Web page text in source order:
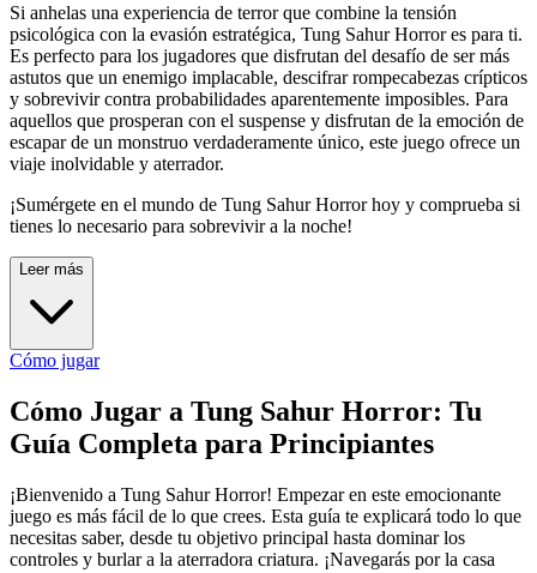
Si anhelas una experiencia de terror que combine la tensión
psicológica con la evasión estratégica, Tung Sahur Horror es para ti.
Es perfecto para los jugadores que disfrutan del desafío de ser más
astutos que un enemigo implacable, descifrar rompecabezas crípticos
y sobrevivir contra probabilidades aparentemente imposibles. Para
aquellos que prosperan con el suspense y disfrutan de la emoción de
escapar de un monstruo verdaderamente único, este juego ofrece un
viaje inolvidable y aterrador.
¡Sumérgete en el mundo de Tung Sahur Horror hoy y comprueba si
tienes lo necesario para sobrevivir a la noche!
Leer más
Cómo jugar
Cómo Jugar a Tung Sahur Horror: Tu
Guía Completa para Principiantes
¡Bienvenido a Tung Sahur Horror! Empezar en este emocionante
juego es más fácil de lo que crees. Esta guía te explicará todo lo que
necesitas saber, desde tu objetivo principal hasta dominar los
controles y burlar a la aterradora criatura. ¡Navegarás por la casa